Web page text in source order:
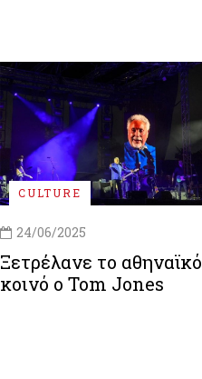
CULTURE
24/06/2025
Ξετρέλανε το αθηναϊκό
κοινό ο Tom Jones